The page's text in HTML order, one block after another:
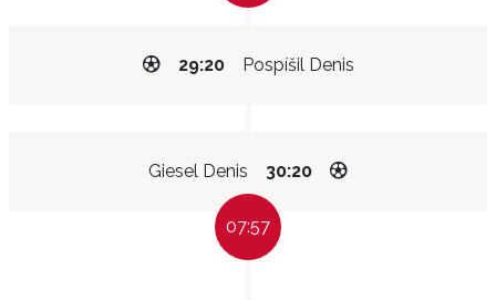
Pospíšil Denis
29:20
Giesel Denis 30:20
07:57